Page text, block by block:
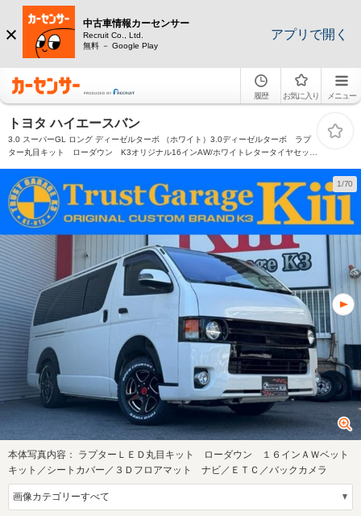
中古車情報カーセンサー
Recruit Co., Ltd.
無料 － Google Play
アプリで開く
履歴 お気に入り メニュー
トヨタ ハイエースバン
3.0 スーパーGL ロング ディーゼルターボ （ホワイト）3.0ディーゼルターボ ラプ
ター丸目キット ローダウン K3オリジナル16インAW/ホワイトレタータイヤセッ
ックカメラ
1/70
本体写真内容： ラプターＬＥＤ丸目キット ローダウン １６インＡＷベット
キット／シートカバー／３Ｄフロアマット ナビ／ＥＴＣ／バックカメラ